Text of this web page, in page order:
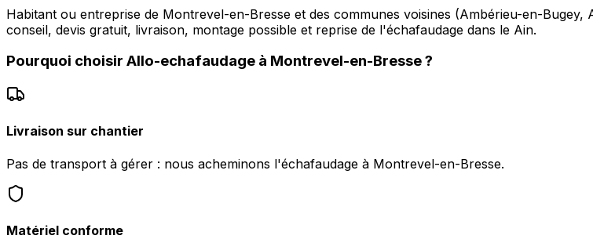
Habitant ou entreprise de Montrevel-en-Bresse et des communes voisines (Ambérieu-en-
conseil, devis gratuit, livraison, montage possible et reprise de l'échafaudage dans le Ain.
Pourquoi choisir Allo-echafaudage à Montrevel-en-Bresse?
Livraison sur chantier
Pas de transport à gérer : nous acheminons l'échafaudage à Montrevel-en-Bresse.
Matériel conforme